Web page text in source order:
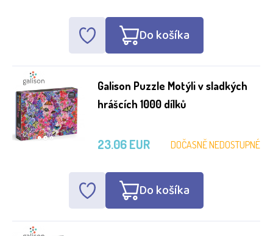
Do košíka
Galison Puzzle Motýli v sladkých
hrášcích 1000 dílků
DOČASNĚ NEDOSTUPNÉ
23.06 EUR
Do košíka